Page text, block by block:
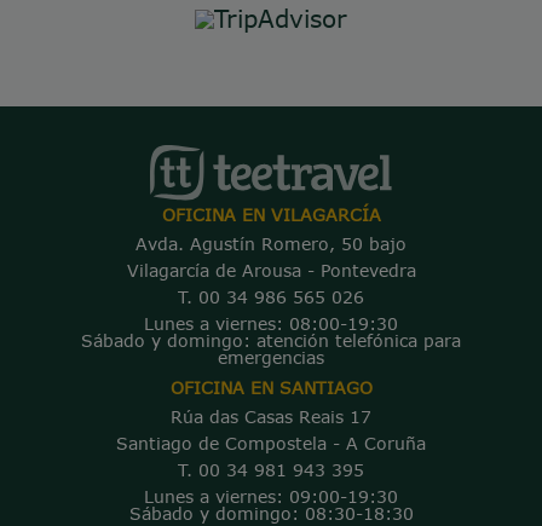
OFICINA EN VILAGARCÍA
Avda. Agustín Romero, 50 bajo
Vilagarcía de Arousa - Pontevedra
T. 00 34 986 565 026
Lunes a viernes: 08:00-19:30
Sábado y domingo: atención telefónica para
emergencias
OFICINA EN SANTIAGO
Rúa das Casas Reais 17
Santiago de Compostela - A Coruña
T. 00 34 981 943 395
Lunes a viernes: 09:00-19:30
Sábado y domingo: 08:30-18:30